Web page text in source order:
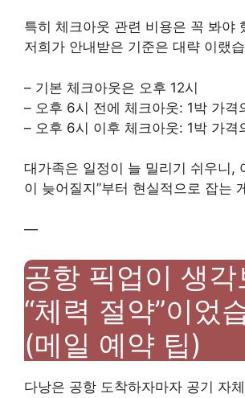
특히 체크아웃 관련 비용은 꼭 봐야
저희가 안내받은 기준은 대략 이랬
– 기본 체크아웃은 오후 12시
– 오후 6시 전에 체크아웃: 1박 가격
– 오후 6시 이후 체크아웃: 1박 가격
대가족은 일정이 늘 밀리기 쉬우니,
이 늦어질지”부터 현실적으로 잡는
—
공항 픽업이 생각
“체력 절약”이었
(메일 예약 팁)
다낭은 공항 도착하자마자 공기 자